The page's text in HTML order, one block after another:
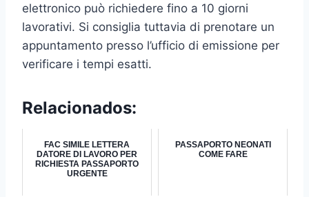
elettronico può richiedere fino a 10 giorni
lavorativi. Si consiglia tuttavia di prenotare un
appuntamento presso l’ufficio di emissione per
verificare i tempi esatti.
Relacionados:
FAC SIMILE LETTERA
DATORE DI LAVORO PER
RICHIESTA PASSAPORTO
URGENTE
PASSAPORTO NEONATI
COME FARE